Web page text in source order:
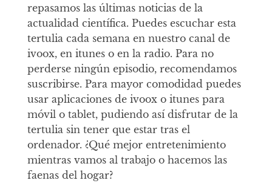
repasamos las últimas noticias de la
actualidad científica. Puedes escuchar esta
tertulia cada semana en nuestro canal de
ivoox, en itunes o en la radio. Para no
perderse ningún episodio, recomendamos
suscribirse. Para mayor comodidad puedes
usar aplicaciones de ivoox o itunes para
móvil o tablet, pudiendo así disfrutar de la
tertulia sin tener que estar tras el
ordenador. ¿Qué mejor entretenimiento
mientras vamos al trabajo o hacemos las
faenas del hogar?